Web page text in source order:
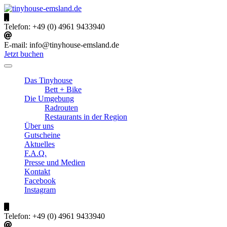
Skip
content
tinyhouse-emsland.de
Urlaub im Emsland
Telefon: +49 (0) 4961 9433940
E-mail: info@tinyhouse-emsland.de
Jetzt buchen
Das Tinyhouse
Bett + Bike
Die Umgebung
Radrouten
Restaurants in der Region
Über uns
Gutscheine
Aktuelles
F.A.Q.
Presse und Medien
Kontakt
Facebook
Instagram
Telefon: +49 (0) 4961 9433940